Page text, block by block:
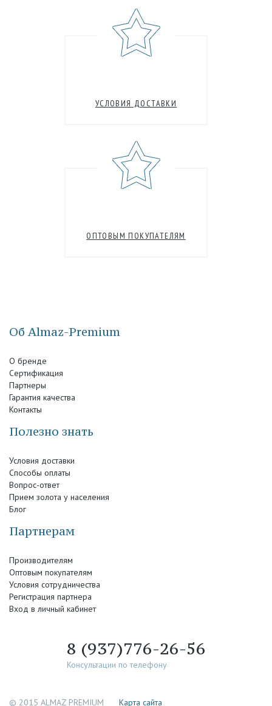
УСЛОВИЯ ДОСТАВКИ
ОПТОВЫМ ПОКУПАТЕЛЯМ
Об Almaz-Premium
О бренде
Сертификация
Партнеры
Гарантия качества
Контакты
Полезно знать
Условия доставки
Способы оплаты
Вопрос-ответ
Прием золота у населения
Блог
Партнерам
Производителям
Оптовым покупателям
Условия сотрудничества
Регистрация партнера
Вход в личный кабинет
8 (937)776-26-56
Консультации по телефону
© 2015 ALMAZ PREMIUM Каpта сайта